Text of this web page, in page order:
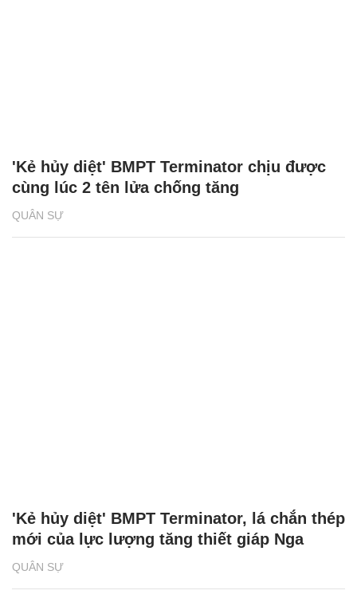
QUÂN SỰ
'Kẻ hủy diệt' BMPT Terminator chịu được
cùng lúc 2 tên lửa chống tăng
QUÂN SỰ
'Kẻ hủy diệt' BMPT Terminator, lá chắn thép
mới của lực lượng tăng thiết giáp Nga